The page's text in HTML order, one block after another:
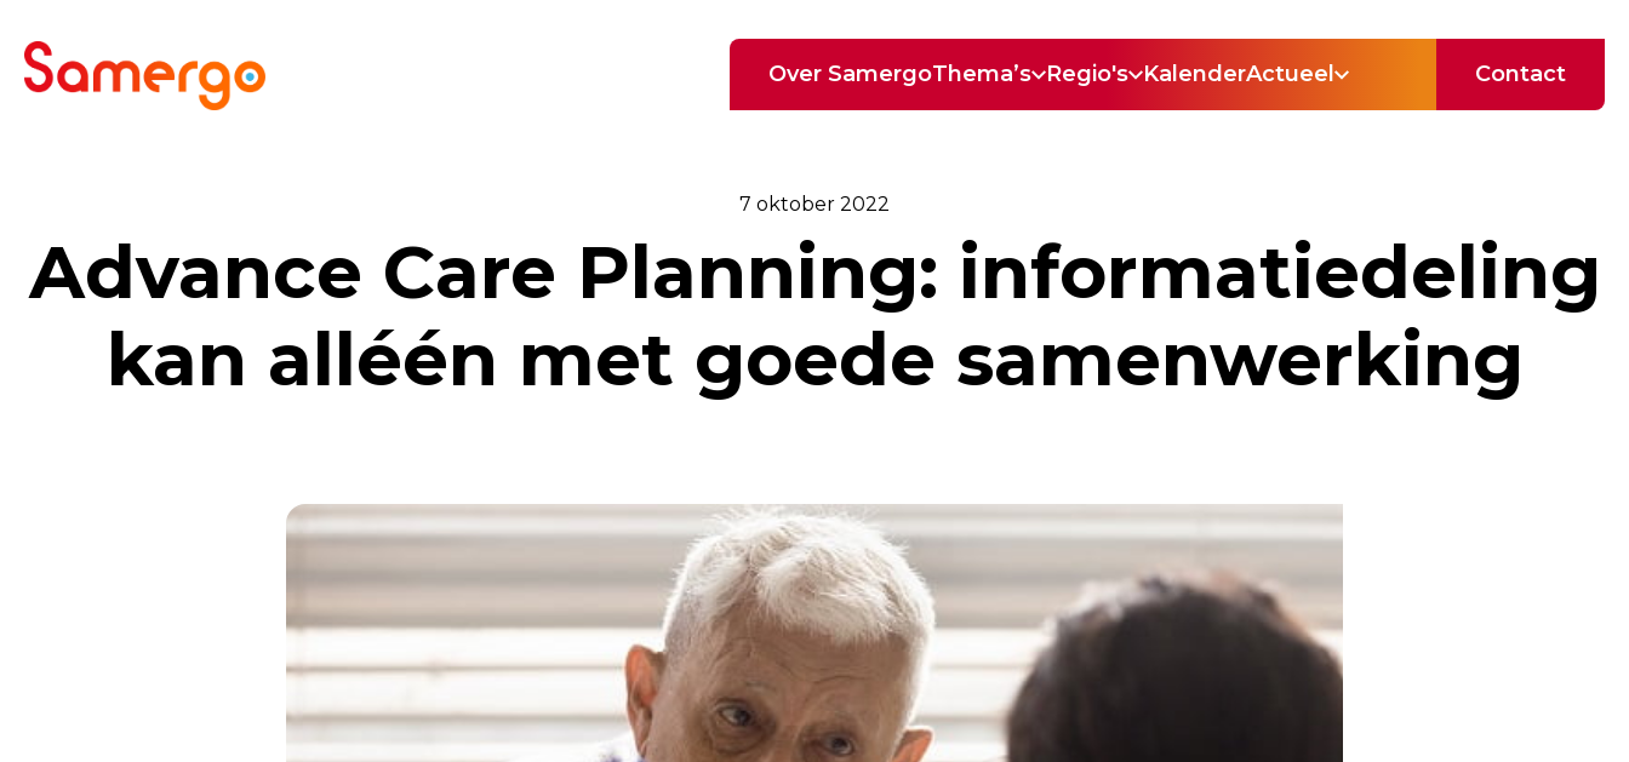
Over SamergoThema’s Regio's KalenderActueel Contact
7 oktober 2022
Advance Care Planning: informatiedeling
kan alléén met goede samenwerking